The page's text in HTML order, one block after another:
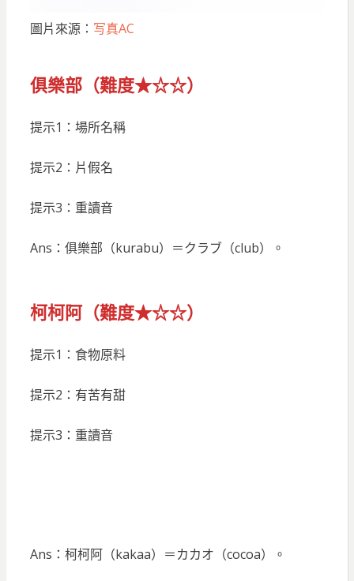
圖片來源： 写真AC
俱樂部（難度★☆☆）
提示1：場所名稱
提示2：片假名
提示3：重讀音
Ans：俱樂部（kurabu）＝クラブ（club）。
柯柯阿（難度★☆☆）
提示1：食物原料
提示2：有苦有甜
提示3：重讀音
Ans：柯柯阿（kakaa）＝カカオ（cocoa）。